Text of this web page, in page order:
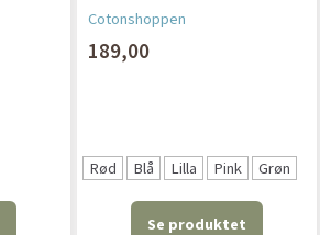
Cotonshoppen
189,00
Rød Blå Lilla Pink Grøn
Se produktet